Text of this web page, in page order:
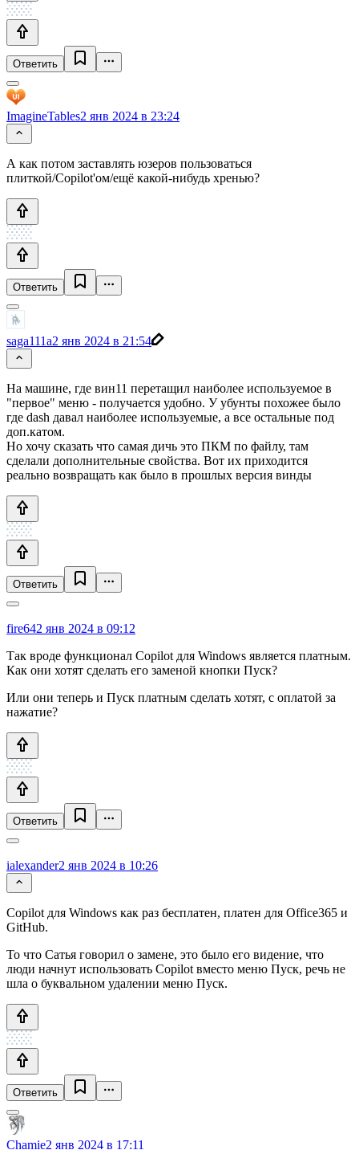
Ответить
ImagineTables2 янв 2024 в 23:24
А как потом заставлять юзеров пользоваться
плиткой/Copilot'ом/ещё какой-нибудь хренью?
Ответить
saga111a2 янв 2024 в 21:54
На машине, где вин11 перетащил наиболее используемое в
"первое" меню - получается удобно. У убунты похожее было
где dash давал наиболее используемые, а все остальные под
доп.катом.
Но хочу сказать что самая дичь это ПКМ по файлу, там
сделали дополнительные свойства. Вот их приходится
реально возвращать как было в прошлых версия винды
Ответить
fire642 янв 2024 в 09:12
Так вроде функционал Copilot для Windows является платным.
Как они хотят сделать его заменой кнопки Пуск?
Или они теперь и Пуск платным сделать хотят, с оплатой за
нажатие?
Ответить
ialexander2 янв 2024 в 10:26
Copilot для Windows как раз бесплатен, платен для Office365 и
GitHub.
То что Сатья говорил о замене, это было его видение, что
люди начнут использовать Copilot вместо меню Пуск, речь не
шла о буквальном удалении меню Пуск.
Ответить
Chamie2 янв 2024 в 17:11